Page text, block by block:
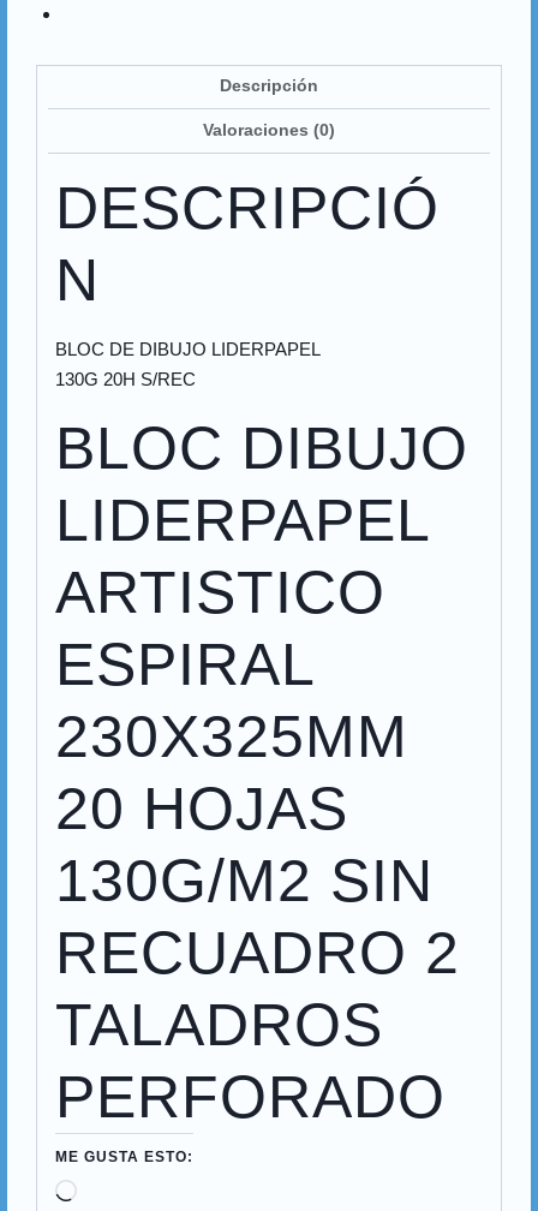
Descripción
Valoraciones (0)
DESCRIPCIÓ
N
BLOC DE DIBUJO LIDERPAPEL
130G 20H S/REC
BLOC DIBUJO
LIDERPAPEL
ARTISTICO
ESPIRAL
230X325MM
20 HOJAS
130G/M2 SIN
RECUADRO 2
TALADROS
PERFORADO
ME GUSTA ESTO: